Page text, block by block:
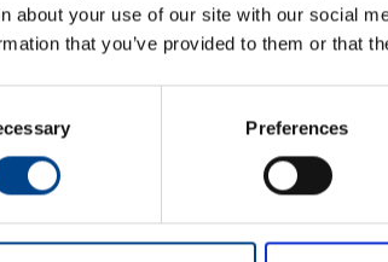
about your use of our site with our social
that you’ve provided to them or that
Preferences
aiheesta